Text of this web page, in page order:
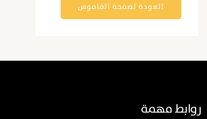
العودة لصفحة القاموس
روابط مهمة